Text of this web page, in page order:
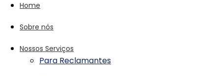
Home
Sobre nós
Nossos Serviços
Para Reclamantes